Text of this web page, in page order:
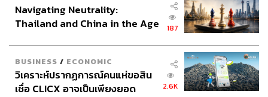
Navigating Neutrality:
Thailand and China in the Age
187
BUSINESS / ECONOMIC
วิเคราะห์ปรากฏการณ์คนแห่ขอสิน
เชื่อ CLICX อาจเป็นเพียงยอด
2.6K